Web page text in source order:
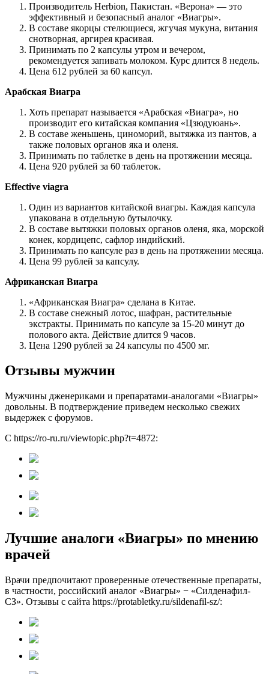
Производитель Herbion, Пакистан. «Верона» — это
эффективный и безопасный аналог «Виагры».
В составе якорцы стелющиеся, жгучая мукуна, витания
снотворная, аргирея красивая.
Принимать по 2 капсулы утром и вечером,
рекомендуется запивать молоком. Курс длится 8 недель.
Цена 612 рублей за 60 капсул.
Арабская Виагра
Хоть препарат называется «Арабская «Виагра», но
производит его китайская компания «Цзюдуюань».
В составе женьшень, циноморий, вытяжка из пантов, а
также половых органов яка и оленя.
Принимать по таблетке в день на протяжении месяца.
Цена 920 рублей за 60 таблеток.
Effective viagra
Один из вариантов китайской виагры. Каждая капсула
упакована в отдельную бутылочку.
В составе вытяжки половых органов оленя, яка, морской
конек, кордицепс, сафлор индийский.
Принимать по капсуле раз в день на протяжении месяца.
Цена 99 рублей за капсулу.
Африканская Виагра
«Африканская Виагра» сделана в Китае.
В составе снежный лотос, шафран, растительные
экстракты. Принимать по капсуле за 15-20 минут до
полового акта. Действие длится 9 часов.
Цена 1290 рублей за 24 капсулы по 4500 мг.
Отзывы мужчин
Мужчины дженериками и препаратами-аналогами «Виагры»
довольны. В подтверждение приведем несколько свежих
выдержек с форумов.
С https://ro-ru.ru/viewtopic.php?t=4872:
Лучшие аналоги «Виагры» по мнению
врачей
Врачи предпочитают проверенные отечественные препараты,
в частности, российский аналог «Виагры» − «Силденафил-
СЗ». Отзывы с сайта https://protabletky.ru/sildenafil-sz/: